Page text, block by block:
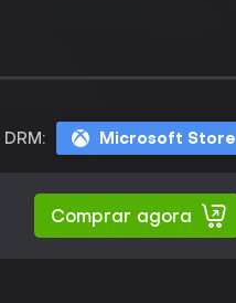
DRM: Microsoft Store
Comprar agora